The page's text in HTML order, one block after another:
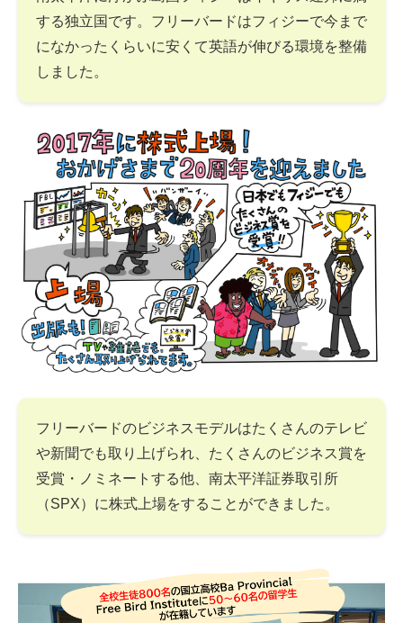
する独立国です。フリーバードはフィジーで今まで
になかったくらいに安くて英語が伸びる環境を整備
しました。
フリーバードのビジネスモデルはたくさんのテレビ
や新聞でも取り上げられ、たくさんのビジネス賞を
受賞・ノミネートする他、南太平洋証券取引所
（SPX）に株式上場をすることができました。